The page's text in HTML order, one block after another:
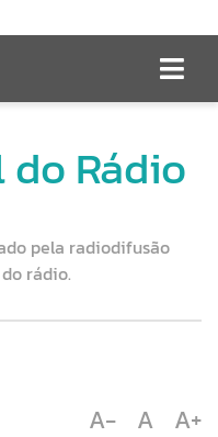
Rádio
pela radiodifusão
rádio.
A- A A+